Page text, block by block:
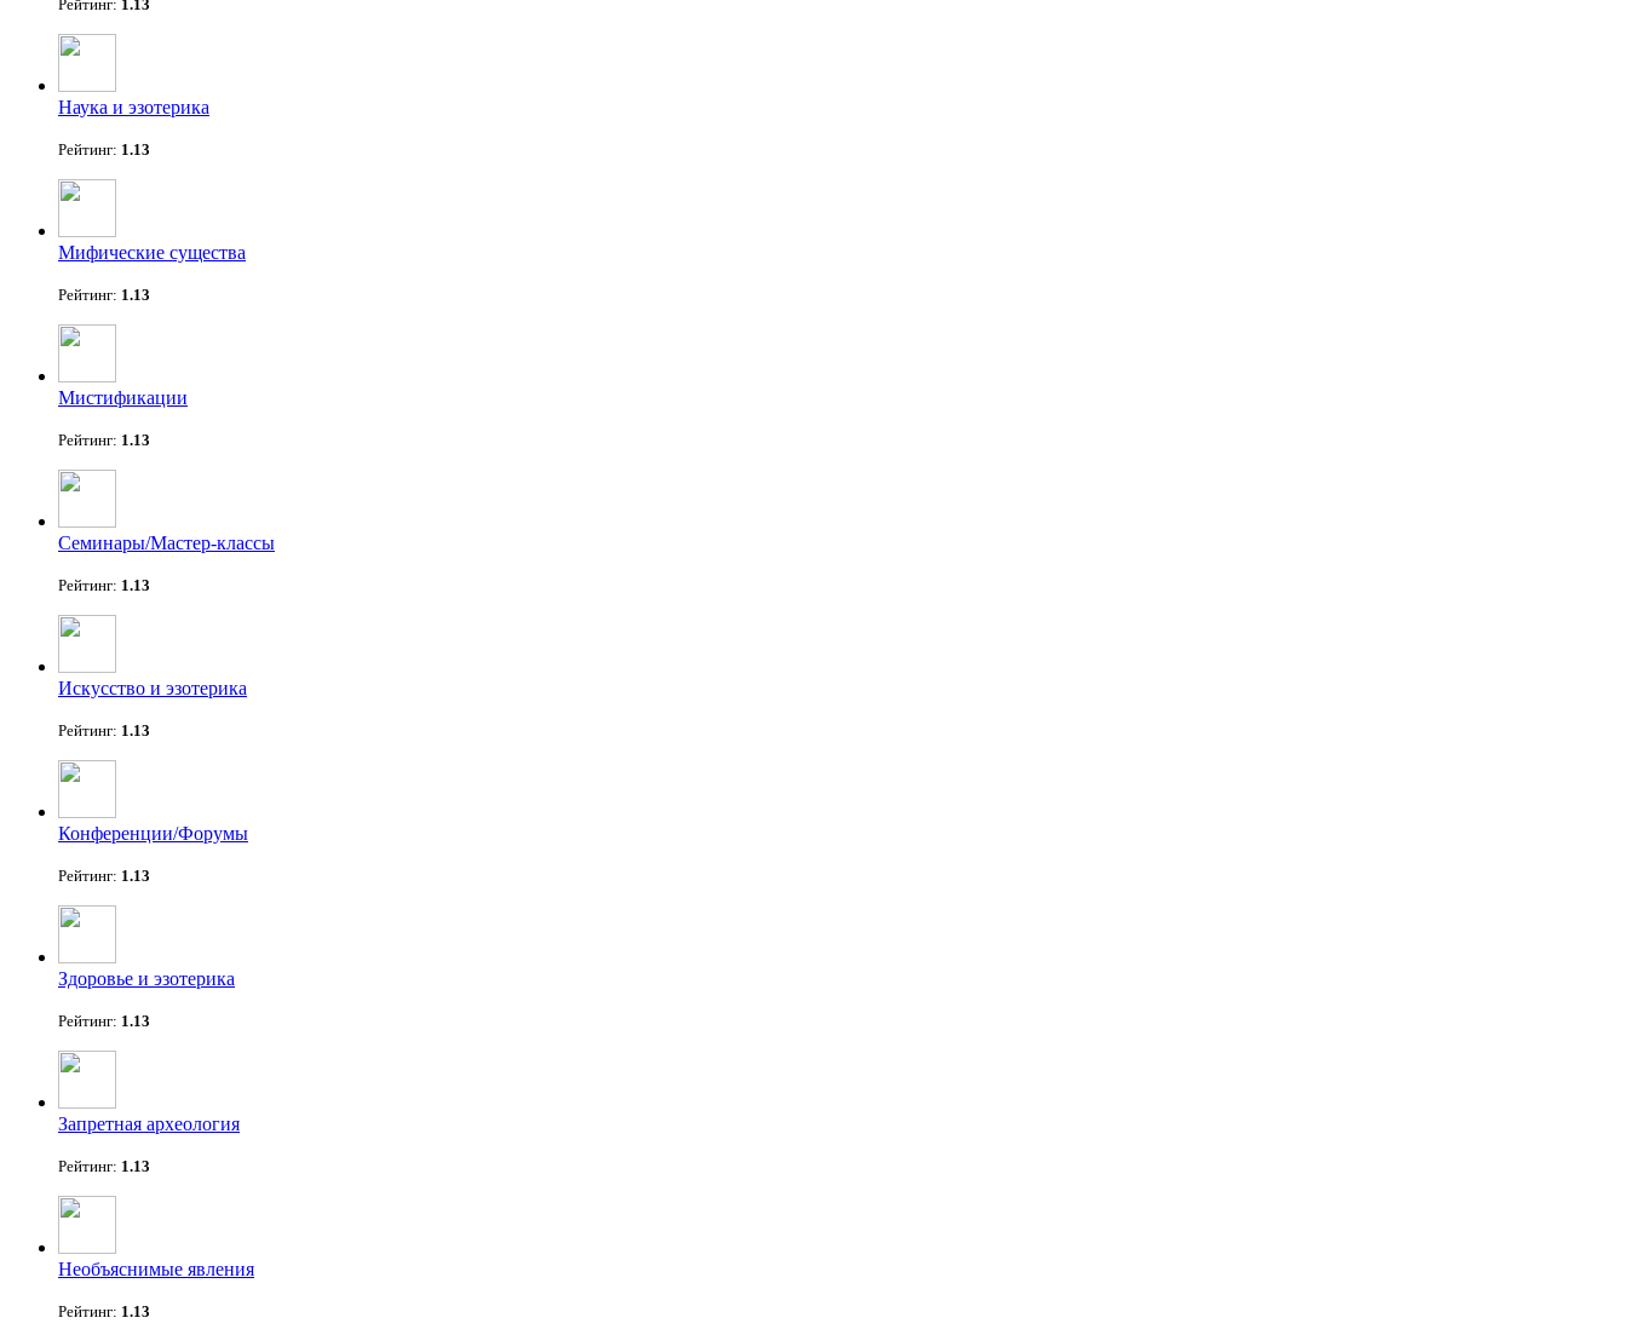
Рейтинг: 1.13
Наука и эзотерика
Рейтинг: 1.13
Мифические существа
Рейтинг: 1.13
Мистификации
Рейтинг: 1.13
Семинары/Мастер-классы
Рейтинг: 1.13
Искусство и эзотерика
Рейтинг: 1.13
Конференции/Форумы
Рейтинг: 1.13
Здоровье и эзотерика
Рейтинг: 1.13
Запретная археология
Рейтинг: 1.13
Необъяснимые явления
Рейтинг: 1.13